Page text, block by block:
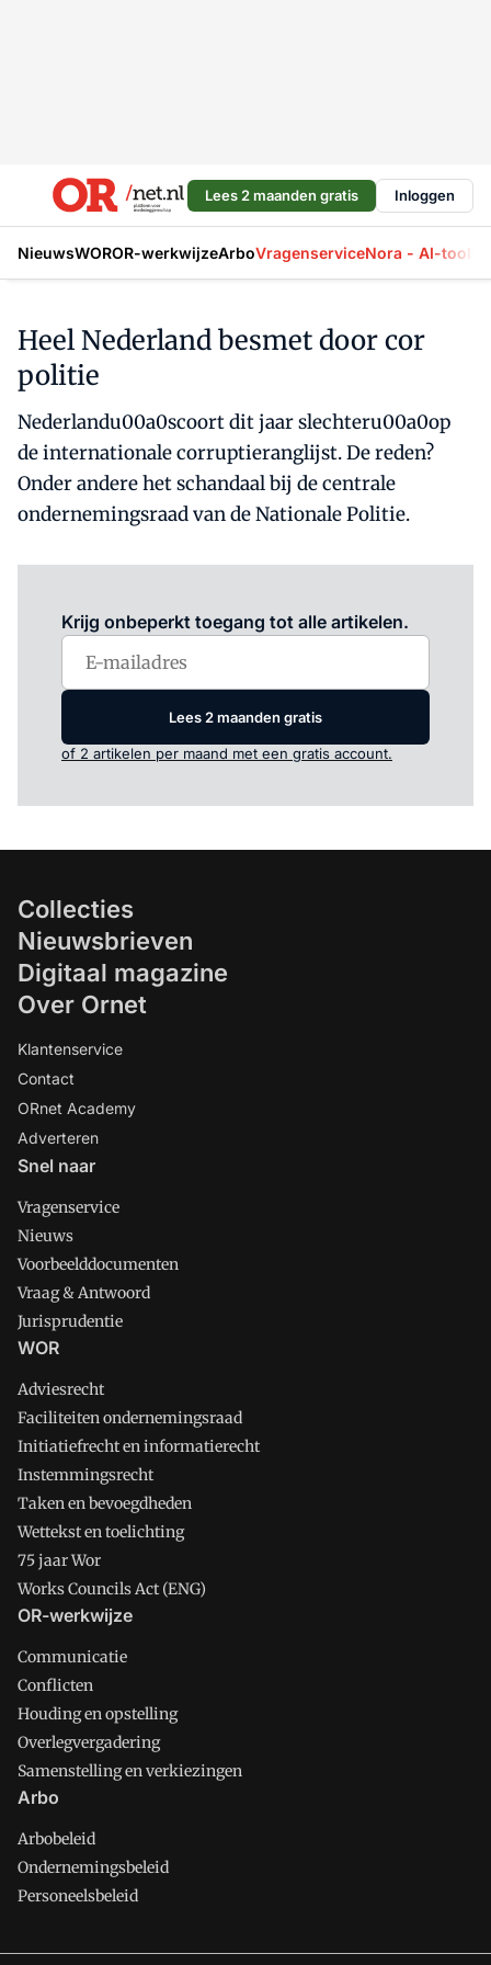
Lees 2 maanden gratis Inloggen
NieuwsWOROR-werkwijzeArboVragenserviceNora - AI-tool
Heel Nederland besmet door cor
politie
Nederlandu00a0scoort dit jaar slechteru00a0op
de internationale corruptieranglijst. De reden?
Onder andere het schandaal bij de centrale
ondernemingsraad van de Nationale Politie.
Krijg onbeperkt toegang tot alle artikelen.
Lees 2 maanden gratis
of 2 artikelen per maand met een gratis account.
Collecties
Nieuwsbrieven
Digitaal magazine
Over Ornet
Klantenservice
Contact
ORnet Academy
Adverteren
Snel naar
Vragenservice
Nieuws
Voorbeelddocumenten
Vraag & Antwoord
Jurisprudentie
WOR
Adviesrecht
Faciliteiten ondernemingsraad
Initiatiefrecht en informatierecht
Instemmingsrecht
Taken en bevoegdheden
Wettekst en toelichting
75 jaar Wor
Works Councils Act (ENG)
OR-werkwijze
Communicatie
Conflicten
Houding en opstelling
Overlegvergadering
Samenstelling en verkiezingen
Arbo
Arbobeleid
Ondernemingsbeleid
Personeelsbeleid